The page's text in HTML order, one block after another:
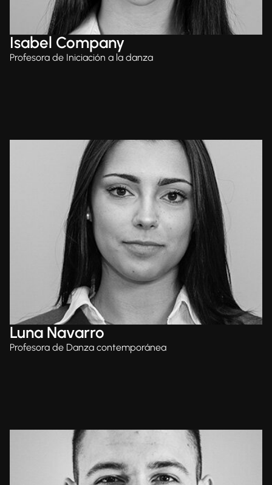
Isabel Company
Profesora de Iniciación a la danza
Luna Navarro
Profesora de Danza contemporánea